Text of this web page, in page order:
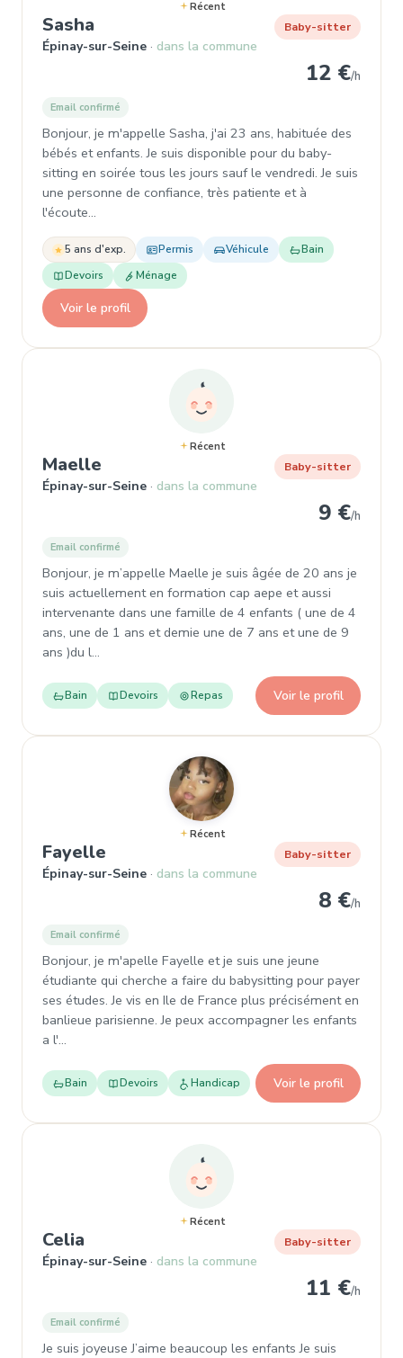
Récent
Sasha , Baby-sitter à Épinay-sur-Seine
Épinay-sur-Seine dans la commune
Baby-sitter
12 €/h
Email confirmé
Bonjour, je m'appelle Sasha, j'ai 23 ans, habituée des
bébés et enfants. Je suis disponible pour du baby-
sitting en soirée tous les jours sauf le vendredi. Je suis
une personne de confiance, très patiente et à
l'écoute…
5 ans d'exp. Permis Véhicule
Bain
Devoirs
Ménage
Voir le profil
Récent
Maelle , Baby-sitter à Épinay-sur-Seine
Épinay-sur-Seine dans la commune
Baby-sitter
9 €/h
Email confirmé
Bonjour, je m’appelle Maelle je suis âgée de 20 ans je
suis actuellement en formation cap aepe et aussi
intervenante dans une famille de 4 enfants ( une de 4
ans, une de 1 ans et demie une de 7 ans et une de 9
ans )du l…
Bain Devoirs Repas Voir le profil
Récent
Fayelle , Baby-sitter à Épinay-sur-Seine
Épinay-sur-Seine dans la commune
Baby-sitter
8 €/h
Email confirmé
Bonjour, je m'apelle Fayelle et je suis une jeune
étudiante qui cherche a faire du babysitting pour payer
ses études. Je vis en Ile de France plus précisément en
banlieue parisienne. Je peux accompagner les enfants
a l'…
Bain Devoirs Handicap Voir le profil
Récent
Celia , Baby-sitter à Épinay-sur-Seine
Épinay-sur-Seine dans la commune
Baby-sitter
11 €/h
Email confirmé
Je suis joyeuse J’aime beaucoup les enfants Je suis